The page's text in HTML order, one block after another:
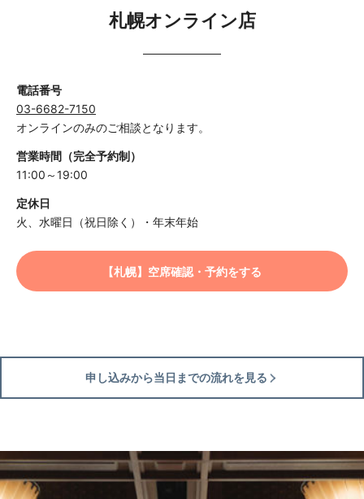
札幌オンライン店
電話番号
03-6682-7150
オンラインのみのご相談となります。
営業時間（完全予約制）
11:00～19:00
定休日
火、水曜日（祝日除く）・年末年始
【札幌】空席確認・予約をする
申し込みから当日までの流れを見る